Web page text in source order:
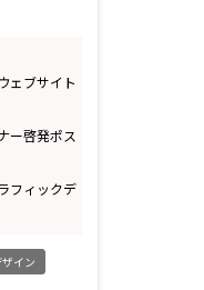
ェブサイト
ー啓発ポス
フィックデ
イン